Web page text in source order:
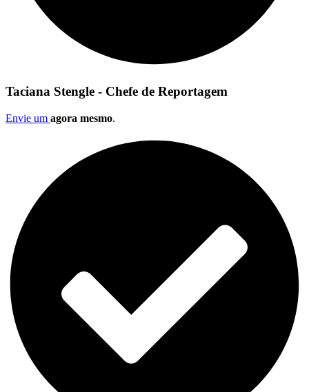
Taciana Stengle - Chefe de Reportagem
Envie um agora mesmo.